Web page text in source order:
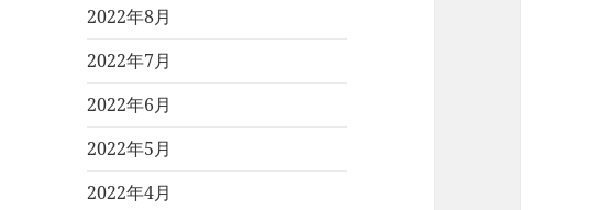
2022年8月
2022年7月
2022年6月
2022年5月
2022年4月